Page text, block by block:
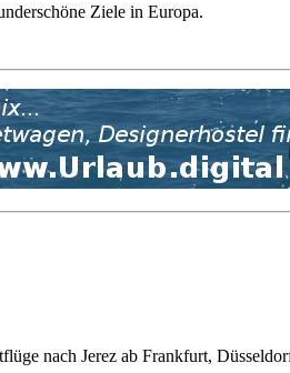
Ziele in Europa.
nach Jerez ab Frankfurt,